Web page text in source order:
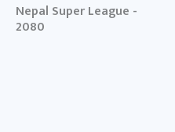
Nepal Super League -
2080